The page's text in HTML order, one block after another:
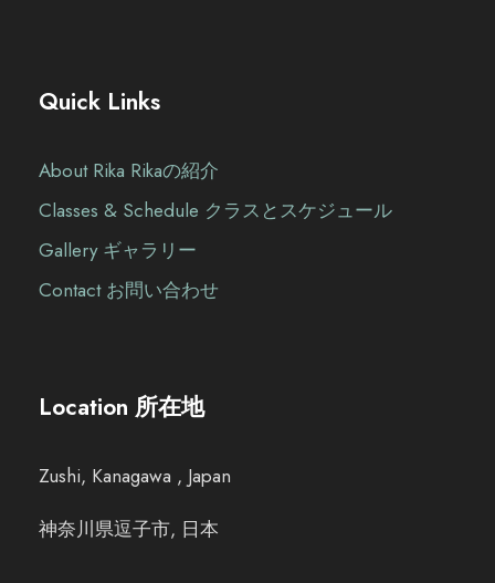
Quick Links
About Rika Rikaの紹介
Classes & Schedule クラスとスケジュール
Gallery ギャラリー
Contact お問い合わせ
Location 所在地
Zushi, Kanagawa , Japan
神奈川県逗子市, 日本